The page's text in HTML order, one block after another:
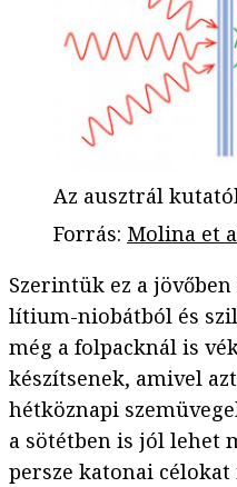
Az ausztrál
Forrás: Molina et
Szerintük ez a
lítium-niobátból és
még a folpacknál is
készítsenek, amivel
hétköznapi
a sötétben is jól lehet
persze katonai